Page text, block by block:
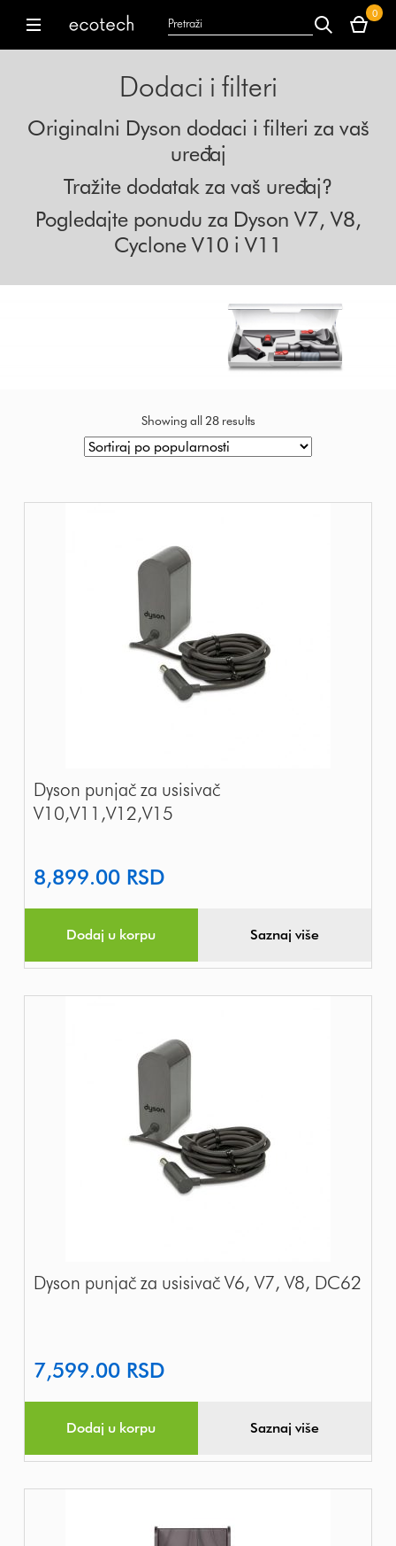
dyson.co.uk
dyson.co.uk
Vaša
korpa
je
0
Dodaci i filteri
Originalni Dyson dodaci i filteri za vaš
uređaj
Tražite dodatak za vaš uređaj?
Pogledajte ponudu za Dyson V7, V8,
Cyclone V10 i V11
Showing all 28 results
Dyson punjač za usisivač
V10,V11,V12,V15
8,899.00 RSD
Dodaj u korpu Saznaj više
Dyson punjač za usisivač V6, V7, V8, DC62
7,599.00 RSD
Dodaj u korpu Saznaj više